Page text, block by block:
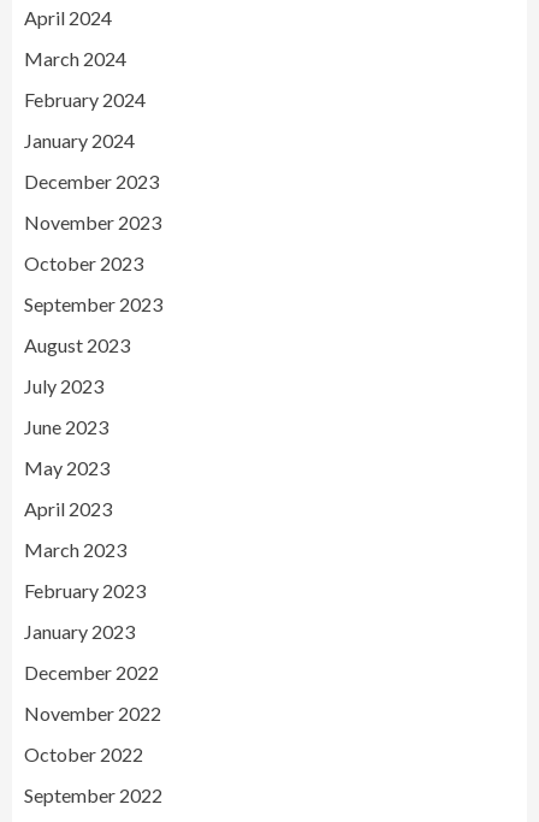
April 2024
March 2024
February 2024
January 2024
December 2023
November 2023
October 2023
September 2023
August 2023
July 2023
June 2023
May 2023
April 2023
March 2023
February 2023
January 2023
December 2022
November 2022
October 2022
September 2022